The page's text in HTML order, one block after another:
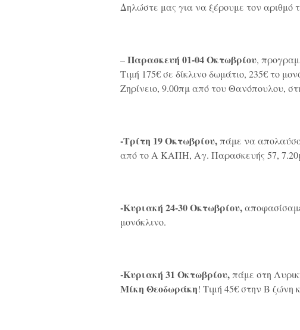
Δηλώστε μας για να ξέρουμε τον αριθμό
–Παρασκευή 01-04 Οκτωβρίου,
Τιμή 175€ σε δίκλινο δωμάτιο, 235€ το
Ζηρίνειο, 9.00πμ από του Θανόπουλου,
-Τρίτη 19 Οκτωβρίου,πάμε να
από το Α ΚΑΠΗ, Αγ. Παρασκευής 57,
-Κυριακή 24-30 Οκτωβρίου,
μονόκλινο.
-Κυριακή 31 Οκτωβρίου,πάμε στη
Μίκη Θεοδωράκη! Τιμή 45€ στην Β ζώνη